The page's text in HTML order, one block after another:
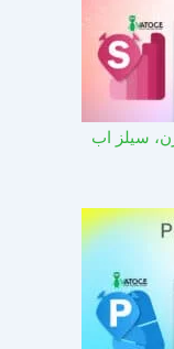
سيلز اب